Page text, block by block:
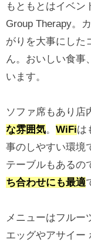
もともとはイベン
Group Therapy。
がりを大事にした
ん。おいしい食事
います。
ソファ席もあり店
な雰囲気。 WiFiは
事のしやすい環境
テーブルもあるの
ち合わせにも最適
メニューはフルー
エッグやアサイー